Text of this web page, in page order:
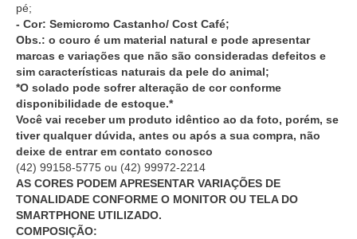
pé;
- Cor: Semicromo Castanho/ Cost Café;
Obs.: o couro é um material natural e pode apresentar
marcas e variações que não são consideradas defeitos e
sim características naturais da pele do animal;
*O solado pode sofrer alteração de cor conforme
disponibilidade de estoque.*
Você vai receber um produto idêntico ao da foto, porém, se
tiver qualquer dúvida, antes ou após a sua compra, não
deixe de entrar em contato conosco
(42) 99158-5775 ou (42) 99972-2214
AS CORES PODEM APRESENTAR VARIAÇÕES DE
TONALIDADE CONFORME O MONITOR OU TELA DO
SMARTPHONE UTILIZADO.
COMPOSIÇÃO: